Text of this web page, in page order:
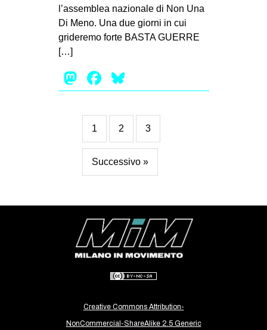
l’assemblea nazionale di Non Una
Di Meno. Una due giorni in cui
grideremo forte BASTA GUERRE
[…]
Mastodon
Facebook
1 2 3
Successivo »
Creative Commons Attribution-
NonCommercial-ShareAlike 2.5 Generic